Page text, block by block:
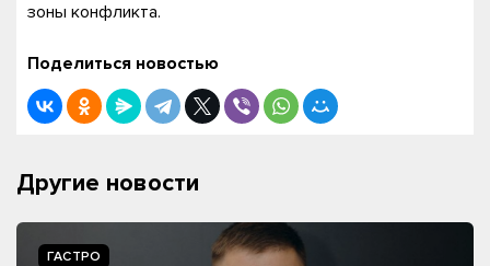
зоны конфликта.
Поделиться новостью
Другие новости
ГАСТРО